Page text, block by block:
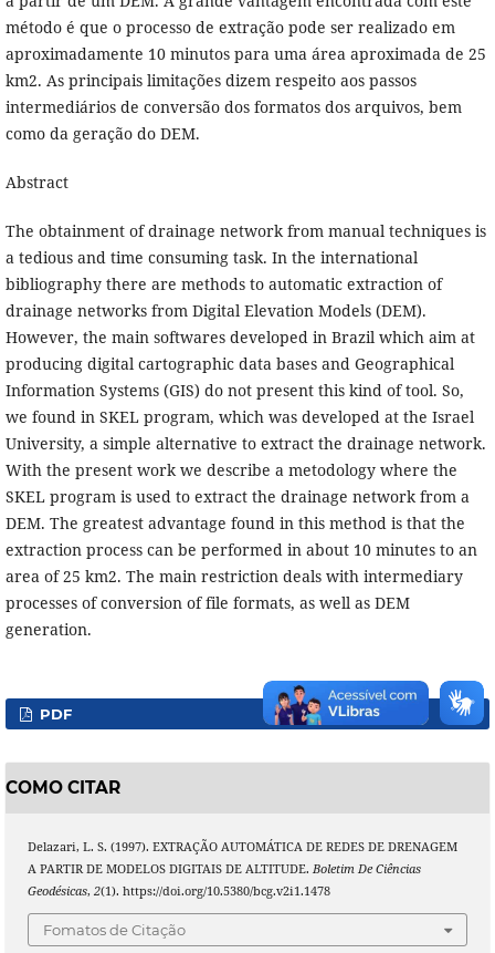
método é que o processo de extração pode ser realizado em
aproximadamente 10 minutos para uma área aproximada de 25
km2. As principais limitações dizem respeito aos passos
intermediários de conversão dos formatos dos arquivos, bem
como da geração do DEM.
Abstract
The obtainment of drainage network from manual techniques is
a tedious and time consuming task. In the international
bibliography there are methods to automatic extraction of
drainage networks from Digital Elevation Models (DEM).
However, the main softwares developed in Brazil which aim at
producing digital cartographic data bases and Geographical
Information Systems (GIS) do not present this kind of tool. So,
we found in SKEL program, which was developed at the Israel
University, a simple alternative to extract the drainage network.
With the present work we describe a metodology where the
SKEL program is used to extract the drainage network from a
DEM. The greatest advantage found in this method is that the
extraction process can be performed in about 10 minutes to an
area of 25 km2. The main restriction deals with intermediary
processes of conversion of file formats, as well as DEM
generation.
PDF
COMO CITAR
Delazari, L. S. (1997). EXTRAÇÃO AUTOMÁTICA DE REDES DE DRENAGEM
A PARTIR DE MODELOS DIGITAIS DE ALTITUDE. Boletim De Ciências
Geodésicas, 2(1). https://doi.org/10.5380/bcg.v2i1.1478
Fomatos de Citação